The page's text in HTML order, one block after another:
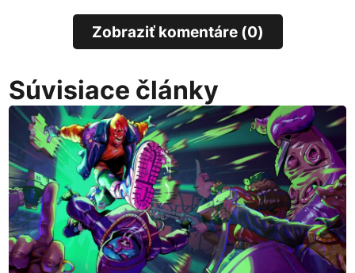
Zobraziť komentáre (0)
Súvisiace články